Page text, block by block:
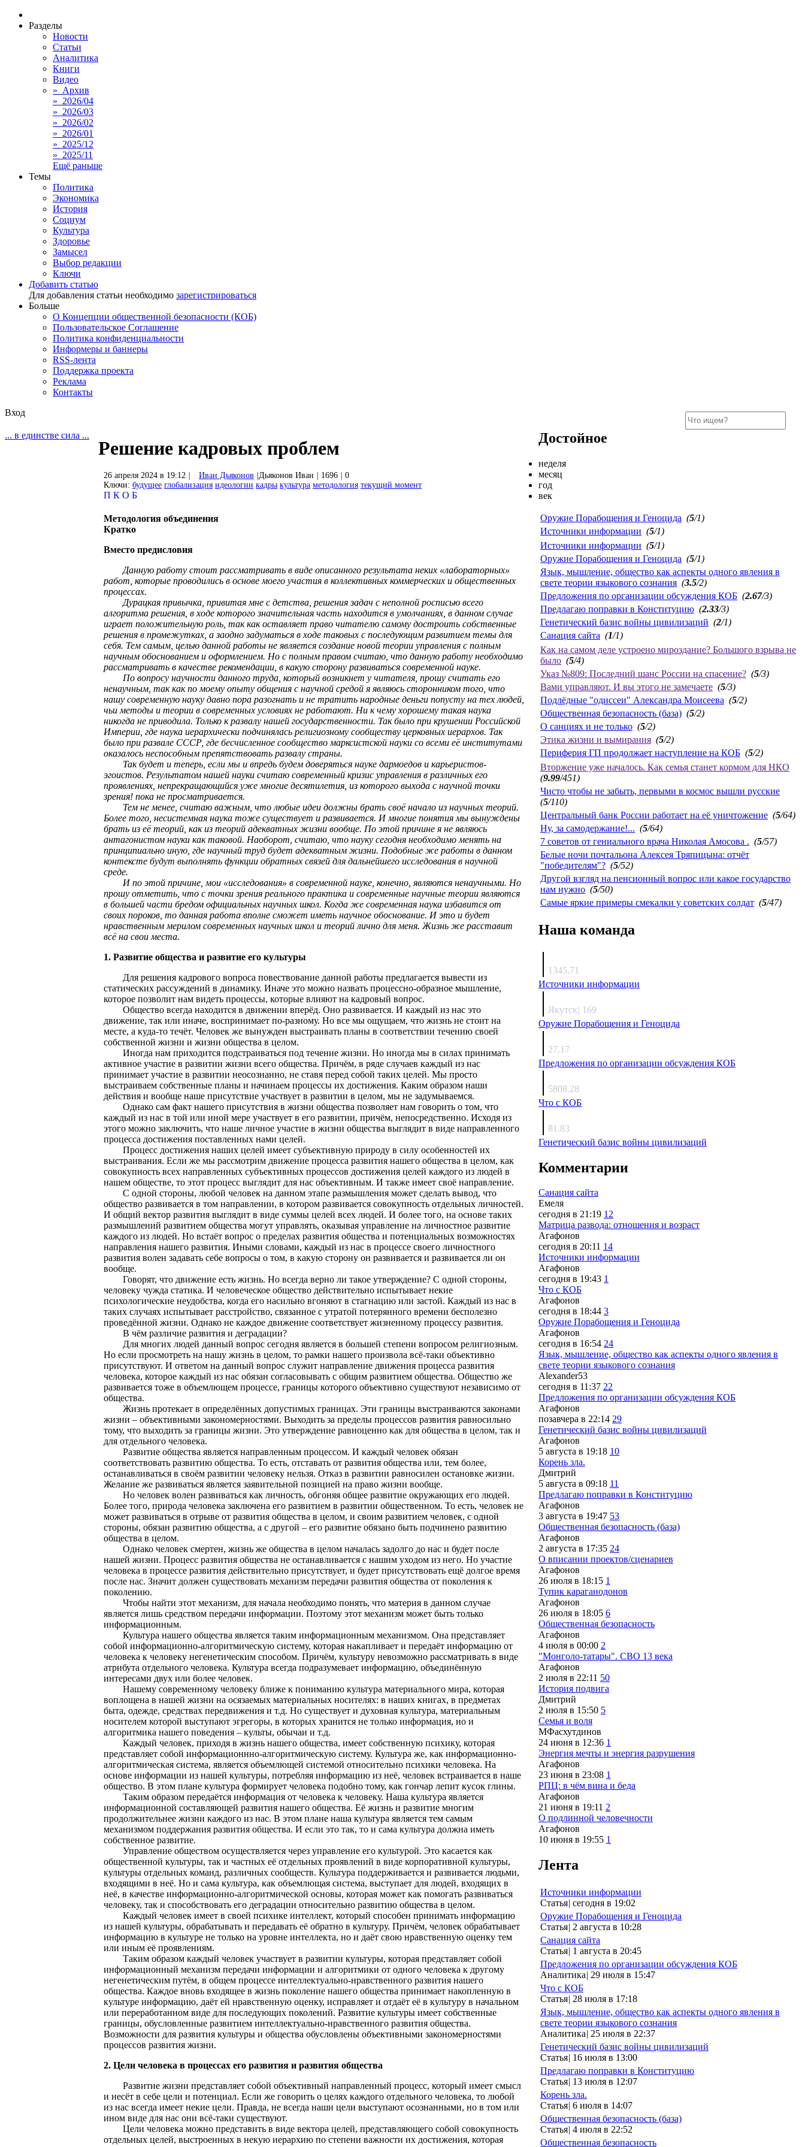
Разделы
Новости
Статьи
Аналитика
Книги
Видео
» Архив
» 2026/04
» 2026/03
» 2026/02
» 2026/01
» 2025/12
» 2025/11
Ещё раньше
Темы
Политика
Экономика
История
Социум
Культура
Здоровье
Замысел
Выбор редакции
Ключи
Добавить статью
Для добавления статьи необходимо зарегистрироваться
Больше
О Концепции общественной безопасности (КОБ)
Пользовательское Соглашение
Политика конфиденциальности
Информеры и баннеры
RSS-лента
Поддержка проекта
Реклама
Контакты
Вход
... в единстве сила ...
Решение кадровых проблем
26 апреля 2024 в 19:12 Иван Дьяконов Дьяконов Иван 1696
0
Ключи: будущее глобализация идеологии кадры культура методология текущий момент
П К О Б
Методология объединения
Кратко
Вместо предисловия
Данную работу стоит рассматривать в виде описанного результата неких «лабораторных»
работ, которые проводились в основе моего участия в коллективных коммерческих и общественных
процессах.
Дурацкая привычка, привитая мне с детства, решения задач с неполной росписью всего
алгоритма решения, в ходе которого значительная часть находится в умолчаниях, в данном случае
играет положительную роль, так как оставляет право читателю самому достроить собственные
решения в промежутках, а заодно задуматься в ходе таковых с последующим развитием темы для
себя. Тем самым, целью данной работы не является создание новой теории управления с полным
научным обоснованием и оформлением. Но с полным правом считаю, что данную работу необходимо
рассматривать в качестве рекомендации, в какую сторону развиваться современной науке.
По вопросу научности данного труда, который возникнет у читателя, прошу считать его
ненаучным, так как по моему опыту общения с научной средой я являюсь сторонником того, что
нашу современную науку давно пора разогнать и не тратить народные деньги попусту на тех людей,
чьи методы и теории в современных условиях не работают. Ни к чему хорошему такая наука
никогда не приводила. Только к развалу нашей государственности. Так было при крушении Российской
Империи, где наука иерархически подчинялась религиозному сообществу церковных иерархов. Так
было при развале СССР, где бесчисленное сообщество марксистской науки со всеми её институтами
оказалось неспособным препятствовать развалу страны.
Так будет и теперь, если мы и впредь будем доверяться науке дармоедов и карьеристов-
эгоистов. Результатом нашей науки считаю современный кризис управления в различных его
проявлениях, непрекращающийся уже многие десятилетия, из которого выхода с научной точки
зрения! пока не просматривается.
Тем не менее, считаю важным, что любые идеи должны брать своё начало из научных теорий.
Более того, несистемная наука тоже существует и развивается. И многие понятия мы вынуждены
брать из её теорий, как из теорий адекватных жизни вообще. По этой причине я не являюсь
антагонистом науки как таковой. Наоборот, считаю, что науку сегодня необходимо менять на
принципиально иную, где научный труд будет адекватным жизни. Подобные же работы в данном
контексте будут выполнять функции обратных связей для дальнейшего исследования в научной
среде.
И по этой причине, мои «исследования» в современной науке, конечно, являются ненаучными. Но
прошу отметить, что с точки зрения реального практика и современные научные теории являются
в большей части бредом официальных научных школ. Когда же современная наука избавится от
своих пороков, то данная работа вполне сможет иметь научное обоснование. И это и будет
нравственным мерилом современных научных школ и теорий лично для меня. Жизнь же расставит
всё на свои места.
1. Развитие общества и развитие его культуры
Для решения кадрового вопроса повествование данной работы предлагается вывести из
статических рассуждений в динамику. Иначе это можно назвать процессно-образное мышление,
которое позволит нам видеть процессы, которые влияют на кадровый вопрос.
Общество всегда находится в движении вперёд. Оно развивается. И каждый из нас это
движение, так или иначе, воспринимает по-разному. Но все мы ощущаем, что жизнь не стоит на
месте, а куда-то течёт. Человек же вынужден выстраивать планы в соответствии течению своей
собственной жизни и жизни общества в целом.
Иногда нам приходится подстраиваться под течение жизни. Но иногда мы в силах принимать
активное участие в развитии жизни всего общества. Причём, в ряде случаев каждый из нас
принимает участие в развитии неосознанно, не ставя перед собой таких целей. Мы просто
выстраиваем собственные планы и начинаем процессы их достижения. Каким образом наши
действия и вообще наше присутствие участвует в развитии в целом, мы не задумываемся.
Однако сам факт нашего присутствия в жизни общества позволяет нам говорить о том, что
каждый из нас в той или иной мере участвует в его развитии, причём, непосредственно. Исходя из
этого можно заключить, что наше личное участие в жизни общества выглядит в виде направленного
процесса достижения поставленных нами целей.
Процесс достижения наших целей имеет субъективную природу в силу особенностей их
выстраивания. Если же мы рассмотрим движение процесса развития нашего общества в целом, как
совокупность всех направленных субъективных процессов достижения целей каждого из людей в
нашем обществе, то этот процесс выглядит для нас объективным. И также имеет своё направление.
С одной стороны, любой человек на данном этапе размышления может сделать вывод, что
общество развивается в том направлении, в котором развивается совокупность отдельных личностей.
И общий вектор развития выглядит в виде суммы целей всех людей. И более того, на основе таких
размышлений развитием общества могут управлять, оказывая управление на личностное развитие
каждого из людей. Но встаёт вопрос о пределах развития общества и потенциальных возможностях
направления нашего развития. Иными словами, каждый из нас в процессе своего личностного
развития волен задавать себе вопросы о том, в какую сторону он развивается и развивается ли он
вообще.
Говорят, что движение есть жизнь. Но всегда верно ли такое утверждение? С одной стороны,
человеку чужда статика. И человеческое общество действительно испытывает некие
психологические неудобства, когда его насильно вгоняют в стагнацию или застой. Каждый из нас в
таких случаях испытывает расстройство, связанное с утратой потерянного времени бесполезно
проведённой жизни. Однако не каждое движение соответствует жизненному процессу развития.
В чём различие развития и деградации?
Для многих людей данный вопрос сегодня является в большей степени вопросом религиозным.
Но если просмотреть на нашу жизнь в целом, то рамки нашего произвола всё-таки объективно
присутствуют. И ответом на данный вопрос служит направление движения процесса развития
человека, которое каждый из нас обязан согласовывать с общим развитием общества. Общество же
развивается тоже в объемлющем процессе, границы которого объективно существуют независимо от
общества.
Жизнь протекает в определённых допустимых границах. Эти границы выстраиваются законами
жизни – объективными закономерностями. Выходить за пределы процессов развития равносильно
тому, что выходить за границы жизни. Это утверждение равноценно как для общества в целом, так и
для отдельного человека.
Развитие общества является направленным процессом. И каждый человек обязан
соответствовать развитию общества. То есть, отставать от развития общества или, тем более,
останавливаться в своём развитии человеку нельзя. Отказ в развитии равносилен остановке жизни.
Желание же развиваться является заявительной позицией на право жизни вообще.
Но человек волен развиваться как личность, обгоняя общее развитие окружающих его людей.
Более того, природа человека заключена его развитием в развитии общественном. То есть, человек не
может развиваться в отрыве от развития общества в целом, и своим развитием человек, с одной
стороны, обязан развитию общества, а с другой – его развитие обязано быть подчинено развитию
общества в целом.
Однако человек смертен, жизнь же общества в целом началась задолго до нас и будет после
нашей жизни. Процесс развития общества не останавливается с нашим уходом из него. Но участие
человека в процессе развития действительно присутствует, и будет присутствовать ещё долгое время
после нас. Значит должен существовать механизм передачи развития общества от поколения к
поколению.
Чтобы найти этот механизм, для начала необходимо понять, что материя в данном случае
является лишь средством передачи информации. Поэтому этот механизм может быть только
информационным.
Культура нашего общества является таким информационным механизмом. Она представляет
собой информационно-алгоритмическую систему, которая накапливает и передаёт информацию от
человека к человеку негенетическим способом. Причём, культуру невозможно рассматривать в виде
атрибута отдельного человека. Культура всегда подразумевает информацию, объединённую
интересами двух или более человек.
Нашему современному человеку ближе к пониманию культура материального мира, которая
воплощена в нашей жизни на осязаемых материальных носителях: в наших книгах, в предметах
быта, одежде, средствах передвижения и т.д. Но существует и духовная культура, материальным
носителем которой выступают эгрегоры, в которых хранится не только информация, но и
алгоритмика нашего поведения – культы, обычаи и т.д.
Каждый человек, приходя в жизнь нашего общества, имеет собственную психику, которая
представляет собой информационнно-алгоритмическую систему. Культура же, как информационно-
алгоритмическая система, является объемлющей системой относительно психики человека. На
основе информации из нашей культуры, потребляя информацию из неё, человек встраивается в наше
общество. В этом плане культура формирует человека подобно тому, как гончар лепит кусок глины.
Таким образом передаётся информация от человека к человеку. Наша культура является
информационной составляющей развития нашего общества. Её жизнь и развитие многим
продолжительнее жизни каждого из нас. В этом плане наша культура является тем самым
механизмом поддержания развития общества. И если это так, то и сама культура должна иметь
собственное развитие.
Управление обществом осуществляется через управление его культурой. Это касается как
общественной культуры, так и частных её отдельных проявлений в виде корпоративной культуры,
культуры отдельных команд, различных сообществ. Культура поддерживается и развивается людьми,
входящими в неё. Но и сама культура, как объемлющая система, выступает для людей, входящих в
неё, в качестве информационно-алгоритмической основы, которая может как помогать развиваться
человеку, так и способствовать его деградации относительно развитию общества в целом.
Каждый человек имеет в своей психике интеллект, который способен принимать информацию
из нашей культуры, обрабатывать и передавать её обратно в культуру. Причём, человек обрабатывает
информацию в культуре не только на уровне интеллекта, но и даёт свою нравственную оценку тем
или иным её проявлениям.
Таким образом каждый человек участвует в развитии культуры, которая представляет собой
информационный механизм передачи информации и алгоритмики от одного человека к другому
негенетическим путём, в общем процессе интеллектуально-нравственного развития нашего
общества. Каждое вновь входящее в жизнь поколение нашего общества принимает накопленную в
культуре информацию, даёт ей нравственную оценку, исправляет и отдаёт её в культуру в начальном
или переработанном виде для последующих поколений. Развитие культуры имеет собственные
границы, обусловленные развитием интеллектуально-нравственного развития общества.
Возможности для развития культуры и общества обусловлены объективными закономерностями
процессов развития жизни.
2. Цели человека в процессах его развития и развития общества
Развитие жизни представляет собой объективный направленный процесс, который имеет смысл
и несёт в себе цели и потенциал. Если же говорить о целях каждого отдельного человека, то любой
из нас всегда имеет некие цели. Правда, не всегда наши цели выступают осознанными, но в том или
ином виде для нас они всё-таки существуют.
Цели человека можно представить в виде вектора целей, представляющего собой совокупность
отдельных целей, выстроенных в некую иерархию по степени важности их достижения, которая
Достойное
неделя
месяц
год
век
Оружие Порабощения и Геноцида (5/1)
Источники информации (5/1)
Источники информации (5/1)
Оружие Порабощения и Геноцида (5/1)
Язык, мышление, общество как аспекты одного явления в
свете теории языкового сознания (3.5/2)
Предложения по организации обсуждения КОБ (2.67/3)
Предлагаю поправки в Конституцию (2.33/3)
Генетический базис войны цивилизаций (2/1)
Санация сайта (1/1)
Как на самом деле устроено мироздание? Большого взрыва не
было (5/4)
Указ №809: Последний шанс России на спасение? (5/3)
Вами управляют. И вы этого не замечаете (5/3)
Подлёдные "одиссеи" Александра Моисеева (5/2)
Общественная безопасность (база) (5/2)
О санциях и не только (5/2)
Этика жизни и вымирания (5/2)
Периферия ГП продолжает наступление на КОБ (5/2)
Вторжение уже началось. Как семья станет кормом для НКО
(9.99/451)
Чисто чтобы не забыть, первыми в космос вышли русские
(5/110)
Центральный банк России работает на её уничтожение (5/64)
Ну, за самодержание!... (5/64)
7 советов от гениального врача Николая Амосова . (5/57)
Белые ночи почтальона Алексея Тряпицына: отчёт
"победителям"? (5/52)
Другой взгляд на пенсионный вопрос или какое государство
нам нужно (5/50)
Самые яркие примеры смекалки у советских солдат (5/47)
Наша команда
1345.71
Источники информации
Якутск| 169
Оружие Порабощения и Геноцида
27.17
Предложения по организации обсуждения КОБ
5808.28
Что с КОБ
81.83
Генетический базис войны цивилизаций
Комментарии
Санация сайта
Емеля
сегодня в 21:19 12
Матрица развода: отношения и возраст
Агафонов
сегодня в 20:11 14
Источники информации
Агафонов
сегодня в 19:43 1
Что с КОБ
Агафонов
сегодня в 18:44 3
Оружие Порабощения и Геноцида
Агафонов
сегодня в 16:54 24
Язык, мышление, общество как аспекты одного явления в
свете теории языкового сознания
Alexander53
сегодня в 11:37 22
Предложения по организации обсуждения КОБ
Агафонов
позавчера в 22:14 29
Генетический базис войны цивилизаций
Агафонов
5 августа в 19:18 10
Корень зла.
Дмитрий
5 августа в 09:18 11
Предлагаю поправки в Конституцию
Агафонов
3 августа в 19:47 53
Общественная безопасность (база)
Агафонов
2 августа в 17:35 24
О вписании проектов/сценариев
Агафонов
26 июля в 18:15 1
Тупик караганодонов
Агафонов
26 июля в 18:05 6
Общественная безопасность
Агафонов
4 июля в 00:00 2
"Монголо-татары". СВО 13 века
Агафонов
2 июля в 22:11 50
История подвига
Дмитрий
2 июля в 15:50 5
Семья и воля
МФасхутдинов
24 июня в 12:36 1
Энергия мечты и энергия разрушения
Агафонов
23 июня в 23:08 1
РПЦ: в чём вина и беда
Агафонов
21 июня в 19:11 2
О подлинной человечности
Агафонов
10 июня в 19:55 1
Лента
Источники информации
Статья| сегодня в 19:02
Оружие Порабощения и Геноцида
Статья| 2 августа в 10:28
Санация сайта
Статья| 1 августа в 20:45
Предложения по организации обсуждения КОБ
Аналитика| 29 июля в 15:47
Что с КОБ
Статья| 28 июля в 17:18
Язык, мышление, общество как аспекты одного явления в
свете теории языкового сознания
Аналитика| 25 июля в 22:37
Генетический базис войны цивилизаций
Статья| 16 июля в 13:00
Предлагаю поправки в Конституцию
Статья| 13 июля в 12:07
Корень зла.
Статья| 6 июля в 14:07
Общественная безопасность (база)
Статья| 4 июля в 22:52
Общественная безопасность